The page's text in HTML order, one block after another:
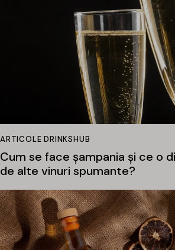
ARTICOLE DRINKSHUB
Cum se face șampania și ce o
de alte vinuri spumante?